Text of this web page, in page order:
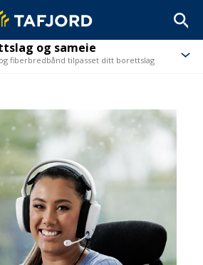
og sameie
fiberbredbånd tilpasset ditt borettslag